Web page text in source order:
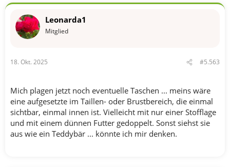
k
o
:
Leonarda1
Mitglied
18. Okt. 2025 #5.563
Mich plagen jetzt noch eventuelle Taschen ... meins wäre
eine aufgesetzte im Taillen- oder Brustbereich, die einmal
sichtbar, einmal innen ist. Vielleicht mit nur einer Stofflage
und mit einem dünnen Futter gedoppelt. Sonst siehst sie
aus wie ein Teddybär ... könnte ich mir denken.